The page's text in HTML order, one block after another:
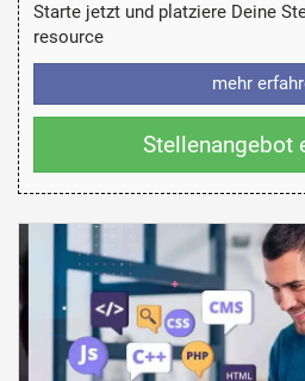
Starte jetzt und platziere Deine
resource
mehr
Stellenangebot